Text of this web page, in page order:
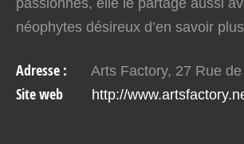
passionnés, elle le partage aussi
néophytes désireux d’en savoir
pour l’art…
Adresse : Arts Factory, 27 Rue de Charonne,
Site web http://